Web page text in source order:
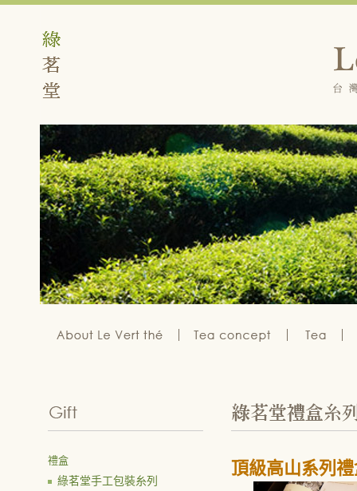
禮盒
綠茗堂手工包裝糸列
頂級高山系列